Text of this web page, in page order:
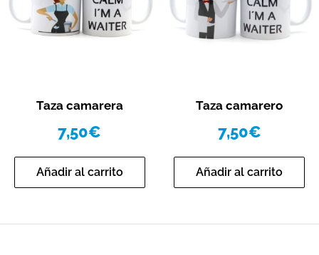
Taza camarera
7,50€
Añadir al carrito
Taza camarero
7,50€
Añadir al carrito